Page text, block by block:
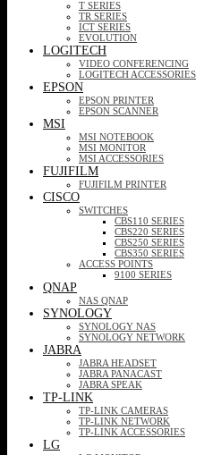
T SERIES
TR SERIES
ICT SERIES
EVOLUTION
LOGITECH
VIDEO CONFERENCING
LOGITECH ACCESSORIES
EPSON
EPSON PRINTER
EPSON SCANNER
MSI
MSI NOTEBOOK
MSI MONITOR
MSI ACCESSORIES
FUJIFILM
FUJIFILM PRINTER
CISCO
SWITCHES
CBS110 SERIES
CBS220 SERIES
CBS250 SERIES
CBS350 SERIES
ACCESS POINTS
9100 SERIES
QNAP
NAS QNAP
SYNOLOGY
SYNOLOGY NAS
SYNOLOGY NETWORK
JABRA
JABRA HEADSET
JABRA PANACAST
JABRA SPEAK
TP-LINK
TP-LINK CAMERAS
TP-LINK NETWORK
TP-LINK ACCESSORIES
LG